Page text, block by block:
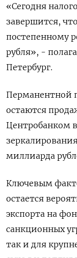
«Сегодня
завершится,
постепенному
рубля», -
Петербург.
Перманентной
остаются
Центробанком
миллиарда
Ключевым
остается
экспорта на
санкционных
так и для